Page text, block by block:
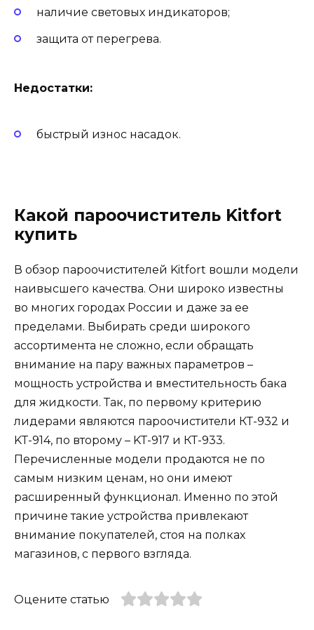
наличие световых индикаторов;
защита от перегрева.
Недостатки:
быстрый износ насадок.
Какой пароочиститель Kitfort
купить
В обзор пароочистителей Kitfort вошли модели
наивысшего качества. Они широко известны
во многих городах России и даже за ее
пределами. Выбирать среди широкого
ассортимента не сложно, если обращать
внимание на пару важных параметров –
мощность устройства и вместительность бака
для жидкости. Так, по первому критерию
лидерами являются пароочистители КТ-932 и
KT-914, по второму – KT-917 и КТ-933.
Перечисленные модели продаются не по
самым низким ценам, но они имеют
расширенный функционал. Именно по этой
причине такие устройства привлекают
внимание покупателей, стоя на полках
магазинов, с первого взгляда.
Оцените статью